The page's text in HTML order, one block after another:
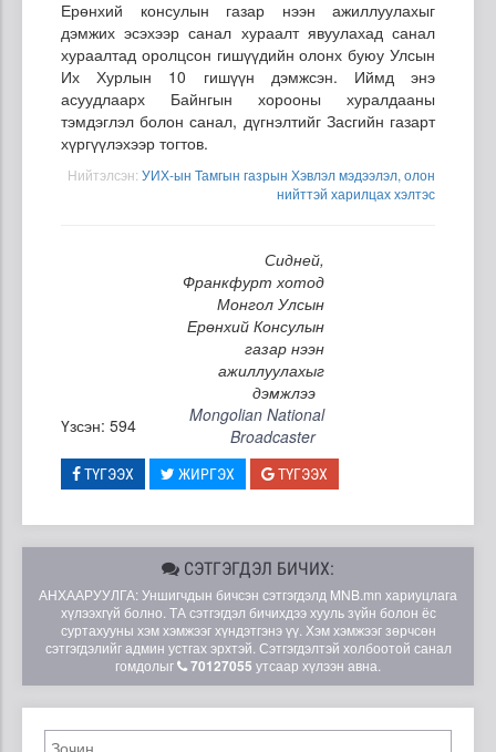
Ерөнхий консулын газар нээн ажиллуулахыг
дэмжих эсэхээр санал хураалт явуулахад санал
хураалтад оролцсон гишүүдийн олонх буюу Улсын
Их Хурлын 10 гишүүн дэмжсэн. Иймд энэ
асуудлаарх Байнгын хорооны хуралдааны
тэмдэглэл болон санал, дүгнэлтийг Засгийн газарт
хүргүүлэхээр тогтов.
Нийтэлсэн: УИХ-ын Тамгын газрын Хэвлэл мэдээлэл, олон
нийттэй харилцах хэлтэс
Сидней,
Франкфурт хотод
Монгол Улсын
Ерөнхий Консулын
газар нээн
ажиллуулахыг
дэмжлээ
Үзсэн: 594
Mongolian National
Broadcaster
ТҮГЭЭХ ЖИРГЭХ ТҮГЭЭХ
СЭТГЭГДЭЛ БИЧИХ:
АНХААРУУЛГА: Уншигчдын бичсэн сэтгэгдэлд MNB.mn хариуцлага
хүлээхгүй болно. ТА сэтгэгдэл бичихдээ хууль зүйн болон ёс
суртахууны хэм хэмжээг хүндэтгэнэ үү. Хэм хэмжээг зөрчсөн
сэтгэгдэлийг админ устгах эрхтэй. Сэтгэгдэлтэй холбоотой санал
гомдолыг
70127055 утсаар хүлээн авна.